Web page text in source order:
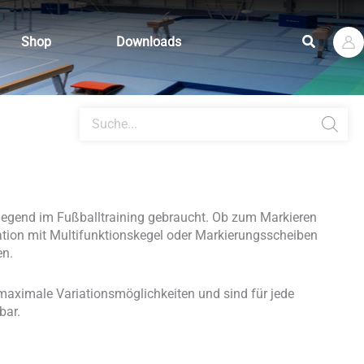
Shop Downloads Suchen
search
im Fußballtraining gebraucht. Ob zum Markieren
mit Multifunktionskegel oder Markierungsscheiben
Variationsmöglichkeiten und sind für jede